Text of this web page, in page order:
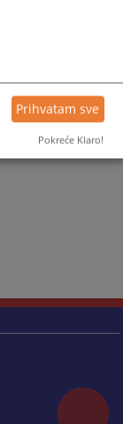
Prihvatam sve
Pokreće Klaro!